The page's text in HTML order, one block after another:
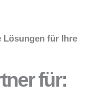
Lösungen für Ihre
für: